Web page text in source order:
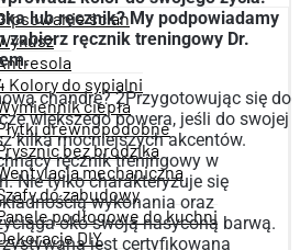
ścian
Kolory do sypialni
ciepła
drewnopodobne
bez brodzika
mechaniczna
do zabudowy
podłogowe do kuchni
DIY
lub ręcznik? My podpowiadamy
zabierz ręcznik treningowy Dr.
Przygotowując się do
większego powera, jeśli do swojej
kilka mocniejszych akcentów.
ręcznik treningowy w
Nie tylko charakteryzuje się
wykonania oraz
oko swoją nasyconą barwą.
jest certyfikowana